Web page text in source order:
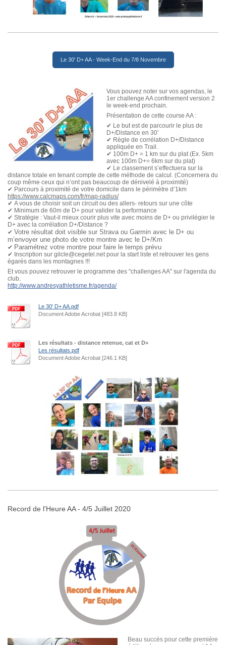
Le 30' D+ AA - Week-End du 7/8 Novembre
Vous pouvez noter sur vos agendas, le
1er challenge AA confinement version 2
le week-end prochain.
Présentation de cette course AA :
✔ Le but est de parcourir le plus de
D+/Distance en 30’
✔ Règle de corrélation D+/Distance
appliquée en Trail.
✔ 100m D+ = 1 km sur du plat (Ex. 5km
avec 100m D+= 6km sur du plat)
✔ Le classement s’effectuera sur la
distance totale en tenant compte de cette méthode de calcul. (Concernera du
coup même ceux qui n’ont pas beaucoup de dénivelé à proximité)
✔ Parcours à proximité de votre domicile dans le périmètre d’1km
https://www.calcmaps.com/fr/map-radius/
✔ A vous de choisir soit un circuit ou des allers- retours sur une côte
✔ Minimum de 60m de D+ pour valider la performance
✔ Stratégie : Vaut-il mieux courir plus vite avec moins de D+ ou privilégier le
D+ avec la corrélation D+/Distance ?
✔ Votre résultat doit visible sur Strava ou Garmin avec le D+ ou
m’envoyer une photo de votre montre avec le D+/Km
✔ Paramétrez votre montre pour faire le temps prévu
✔ Inscription sur gilcle@cegetel.net pour la start liste et retrouver les gens
égarés dans les montagnes !!!
Et vous pouvez retrouver le programme des "challenges AA" sur l'agenda du
club
http://www.andresyathletisme.fr/agenda/
Le 30' D+ AA.pdf
Document Adobe Acrobat [483.8 KB]
Les résultats - distance retenue, cat et D+
Les résultats.pdf
Document Adobe Acrobat [246.1 KB]
Record de l'Heure AA - 4/5 Juillet 2020
Beau succès pour cette première